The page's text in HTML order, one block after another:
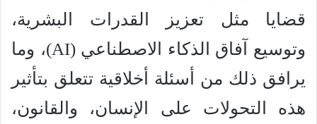
قضايا مثل تعزيز القدرات البشرية،
وتوسيع آفاق الذكاء الاصطناعي (AI)، وما
يرافق ذلك من أسئلة أخلاقية تتعلق بتأثير
هذه التحولات على الإنسان، والقانون،